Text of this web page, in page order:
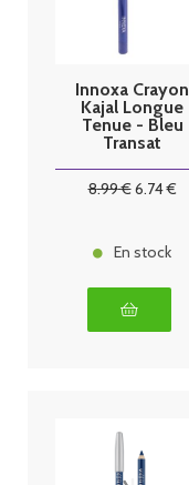
Innoxa Crayon
Kajal Longue
Tenue - Bleu
Transat
8.99€6.74€
En stock